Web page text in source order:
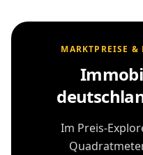
MARKTPREISE &
Im Preis-